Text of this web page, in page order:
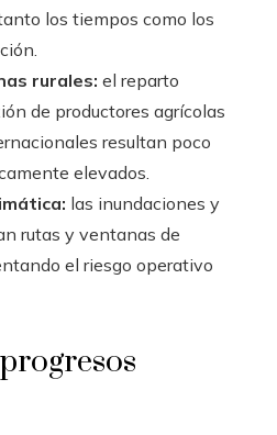
los tiempos como los
rurales: el reparto
de productores agrícolas
resultan poco
elevados.
las inundaciones y
rutas y ventanas de
el riesgo operativo